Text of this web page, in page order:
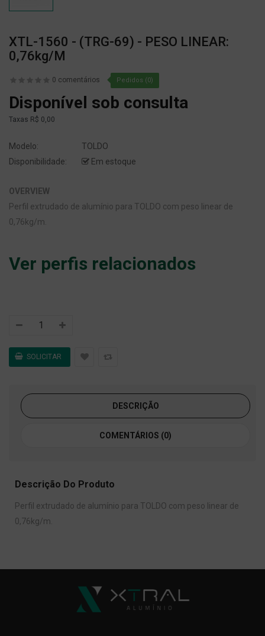
XTL-1560 - (TRG-69) - PESO LINEAR:
0,76kg/m
0 comentários Pedidos (0)
Disponível sob consulta
Taxas R$ 0,00
Modelo:
TOLDO
Disponibilidade:
Em estoque
OVERVIEW
Perfil extrudado de alumínio para TOLDO com peso linear de
0,76kg/m.
Ver perfis relacionados
DESCRIÇÃO
COMENTÁRIOS (0)
Descrição Do Produto
Perfil extrudado de alumínio para TOLDO com peso linear de
0,76kg/m.